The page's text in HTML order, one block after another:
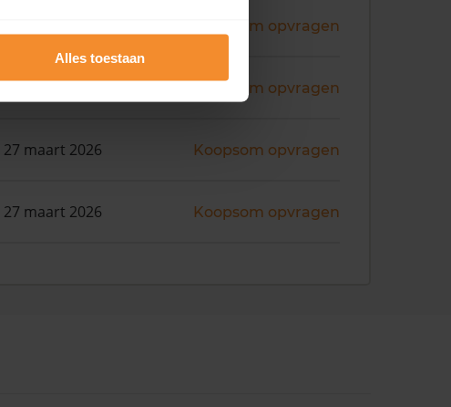
Alles toestaan
Koopsom opvragen
29 mei 2026 Koopsom opvragen
27 maart 2026 Koopsom opvragen
27 maart 2026 Koopsom opvragen